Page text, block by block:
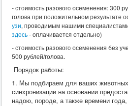
- стоимость разового осеменения: 300
голова при положительном результате
узи, проводимым нашими
здесь- оплачивается отдельно)
- стоимость разового осеменения без
500 рублей/голова.
Порядок работы:
1. Мы подбираем для ваших
синхронизации на основании
надою, породе, а также времени